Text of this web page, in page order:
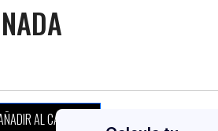
COMBINADA cantidad
AL CARRITO